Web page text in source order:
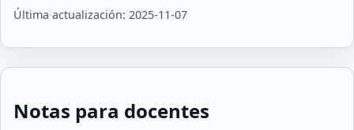
Última actualización: 2025-11-07
Notas para docentes